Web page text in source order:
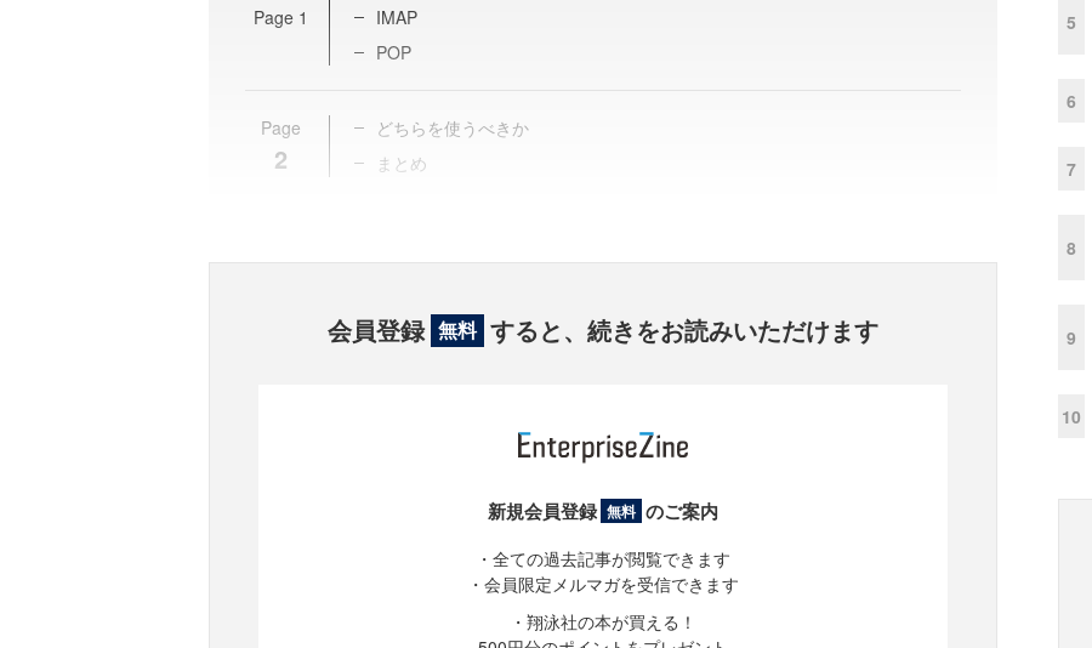
Page 1
IMAP
POP
Page
2
どちらを使うべきか
まとめ
会員登録 無料 すると、続きをお読みいただけます
新規会員登録 無料 のご案内
・全ての過去記事が閲覧できます
・会員限定メルマガを受信できます
・翔泳社の本が買える！
5
6
7
8
9
10